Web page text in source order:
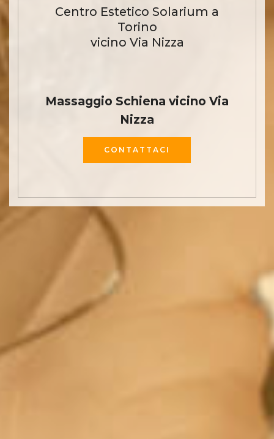
Centro Estetico Solarium a
Torino
vicino Via Nizza
Massaggio Schiena vicino Via
Nizza
CONTATTACI